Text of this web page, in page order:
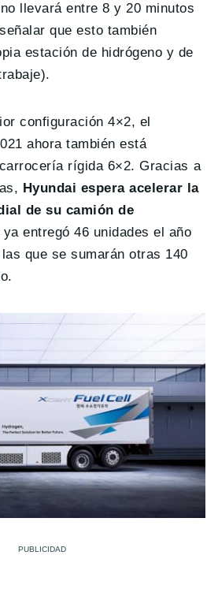
llevará entre 8 y 20 minutos
que esto también
estación de hidrógeno y de
configuración 4×2, el
ahora también está
rígida 6×2. Gracias a
Hyundai espera acelerar la
de su camión de
ya entregó 46 unidades el año
que se sumarán otras 140